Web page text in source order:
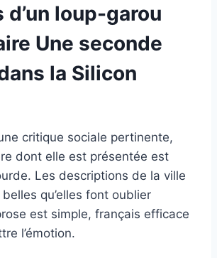
loup-garou
Une seconde
la Silicon
critique sociale pertinente,
dont elle est présentée est
Les descriptions de la ville
qu’elles font oublier
est simple, français efficace
l’émotion.